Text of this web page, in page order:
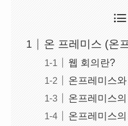
온 프레미스 (온
웹 회의란?
온프레미스
온프레미스의
온프레미스의